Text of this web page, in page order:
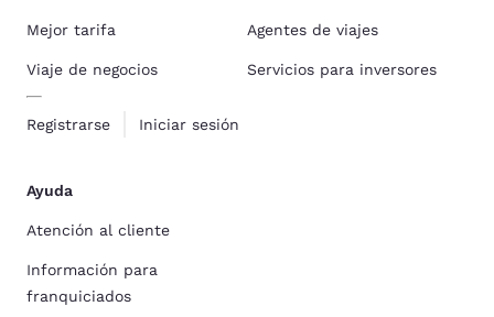
Mejor tarifa
Viaje de negocios
Registrarse Iniciar sesión
Agentes de viajes
Servicios para inversores
Ayuda
Atención al cliente
Información para
franquiciados